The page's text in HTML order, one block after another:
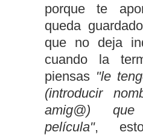
porque te
queda
que no deja
cuando la
piensas "le
(introducir
amig@)
película",